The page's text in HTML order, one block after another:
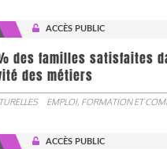
ACCÈS PUBLIC
des familles satisfaites
des métiers
EMPLOI, FORMATION ET
ACCÈS PUBLIC